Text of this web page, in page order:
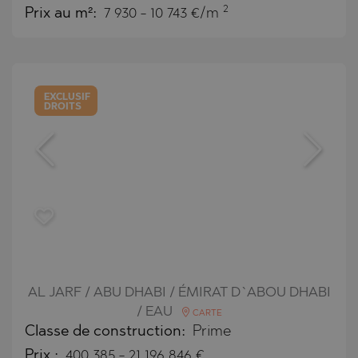
Prix au m²: 7 930 - 10 743 €/m 2
EXCLUSIF
DROITS
AL JARF / ABU DHABI / ÉMIRAT D`ABOU DHABI
/ EAU
CARTE
Classe de construction: Prime